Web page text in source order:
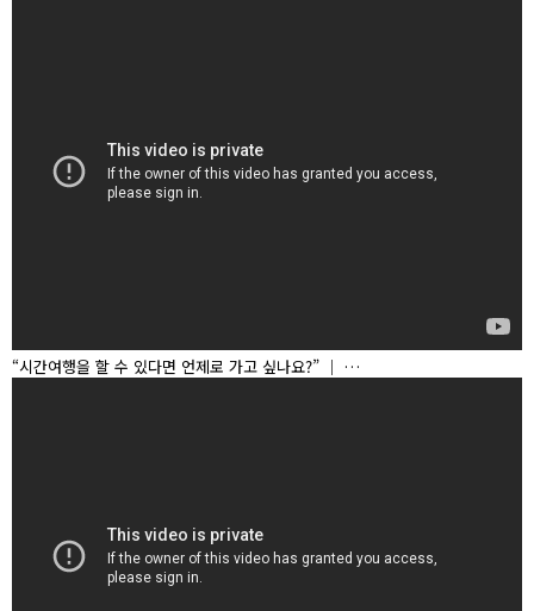
“시간여행을 할 수 있다면 언제로 가고 싶나요?” │ …